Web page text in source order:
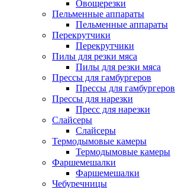
Овощерезки
Пельменные аппараты
Пельменные аппараты
Перекрутчики
Перекрутчики
Пилы для резки мяса
Пилы для резки мяса
Прессы для гамбургеров
Прессы для гамбургеров
Прессы для нарезки
Пресс для нарезки
Слайсеры
Слайсеры
Термодымовые камеры
Термодымовые камеры
Фаршемешалки
Фаршемешалки
Чебуречницы